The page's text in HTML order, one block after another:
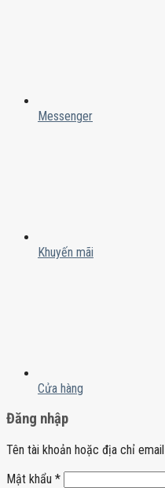
Messenger
Khuyến mãi
Cửa hàng
Đăng nhập
Tên tài khoản hoặc địa chỉ email
Mật khẩu *